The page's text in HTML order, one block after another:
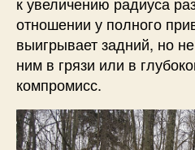
отношении у полного
выигрывает задний, но
ним в грязи или в
компромисс.